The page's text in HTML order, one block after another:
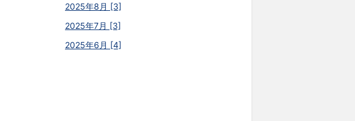
2025年8月 [3]
2025年7月 [3]
2025年6月 [4]